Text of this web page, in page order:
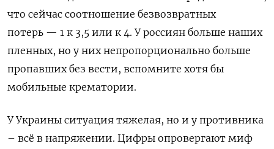
что сейчас соотношение безвозвратных
потерь — 1 к 3,5 или к 4. У россиян больше наших
пленных, но у них непропорционально больше
пропавших без вести, вспомните хотя бы
мобильные крематории.
У Украины ситуация тяжелая, но и у противника
– всё в напряжении. Цифры опровергают миф